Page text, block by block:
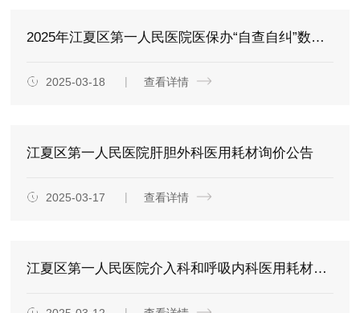
2025年江夏区第一人民医院医保办“自查自纠”数据分析服务项目询价公告
2025-03-18 查看详情
江夏区第一人民医院肝胆外科医用耗材询价公告
2025-03-17 查看详情
江夏区第一人民医院介入科和呼吸内科医用耗材询价公告